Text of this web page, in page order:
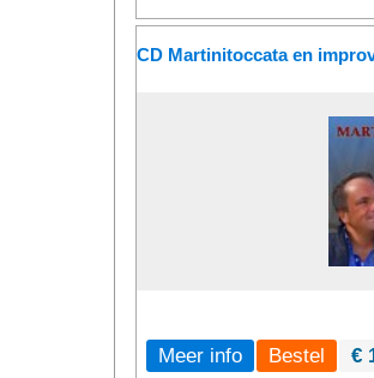
CD Martinitoccata en
Meer info €